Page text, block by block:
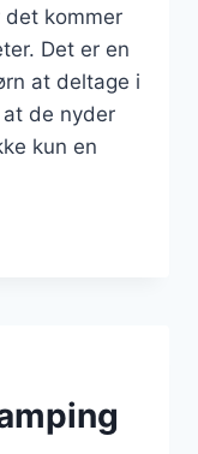
kommer
Det er en
at deltage i
de nyder
kun en